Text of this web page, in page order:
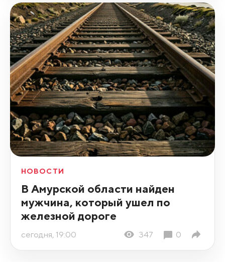
НОВОСТИ
В Амурской области найден
мужчина, который ушел по
железной дороге
сегодня, 19:00 347 0